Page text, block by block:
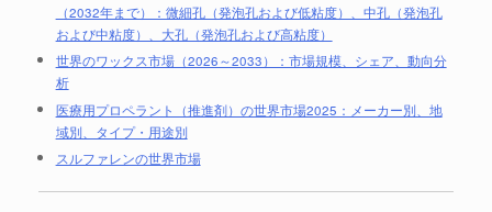
（2032年まで）：微細孔（発泡孔および低粘度）、中孔（発泡孔
および中粘度）、大孔（発泡孔および高粘度）
世界のワックス市場（2026～2033）：市場規模、シェア、動向分
析
医療用プロペラント（推進剤）の世界市場2025：メーカー別、地
域別、タイプ・用途別
スルファレンの世界市場